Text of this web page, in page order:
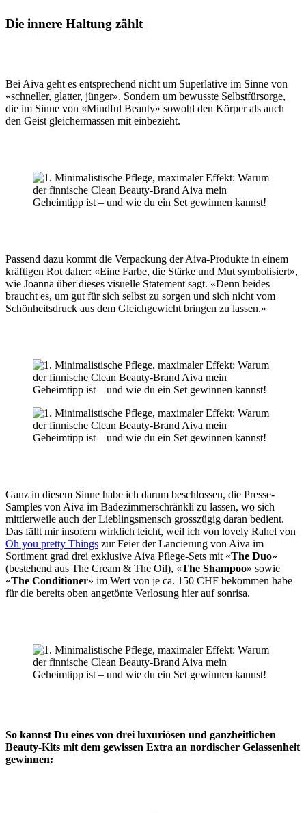
Die innere Haltung zählt
Bei Aiva geht es entsprechend nicht um Superlative im Sinne von
«schneller, glatter, jünger». Sondern um bewusste Selbstfürsorge,
die im Sinne von «Mindful Beauty» sowohl den Körper als auch
den Geist gleichermassen mit einbezieht.
Passend dazu kommt die Verpackung der Aiva-Produkte in einem
kräftigen Rot daher: «Eine Farbe, die Stärke und Mut symbolisiert»,
wie Joanna über dieses visuelle Statement sagt. «Denn beides
braucht es, um gut für sich selbst zu sorgen und sich nicht vom
Schönheitsdruck aus dem Gleichgewicht bringen zu lassen.»
Ganz in diesem Sinne habe ich darum beschlossen, die Presse-
Samples von Aiva im Badezimmerschränkli zu lassen, wo sich
mittlerweile auch der Lieblingsmensch grosszügig daran bedient.
Das fällt mir insofern wirklich leicht, weil ich von lovely Rahel von
Oh you pretty Things zur Feier der Lancierung von Aiva im
Sortiment grad drei exklusive Aiva Pflege-Sets mit «The Duo»
(bestehend aus The Cream & The Oil), «The Shampoo» sowie
«The Conditioner» im Wert von je ca. 150 CHF bekommen habe
für die bereits oben angetönte Verlosung hier auf sonrisa.
So kannst Du eines von drei luxuriösen und ganzheitlichen
Beauty-Kits mit dem gewissen Extra an nordischer Gelassenheit
gewinnen: